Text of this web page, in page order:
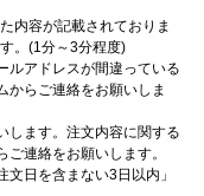
内容が記載されておりま
。(1分～3分程度)
ルアドレスが間違っている
からご連絡をお願いしま
します。注文内容に関する
連絡をお願いします。
日を含まない3日以内」